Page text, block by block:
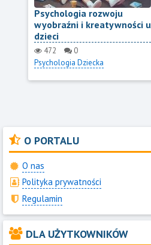
Psychologia rozwoju
wyobraźni i kreatywności u
dzieci
472
0
Psychologia Dziecka
O PORTALU
O nas
Polityka prywatności
Regulamin
DLA UŻYTKOWNIKÓW